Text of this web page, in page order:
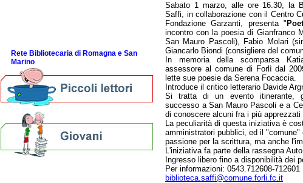
Sabato 1 marzo, alle ore 16.30, la
Saffi, in collaborazione con il Centro
Fondazione Garzanti, presenta "
incontro con la poesia di Gianfranco
San Mauro Pascoli), Fabio Molari
Giancarlo Biondi (consigliere del
In memoria della scomparsa
assessore al comune di Forlì dal
lette sue poesie da Serena Focaccia.
Introduce il critico letterario Davide
Si tratta di un evento itinerante,
successo a San Mauro Pascoli e a
di conoscere alcuni fra i più
La peculiarità di questa iniziativa è
amministratori pubblici, ed il
passione per la scrittura, ma anche
L'iniziativa fa parte della rassegna
Ingresso libero fino a disponibilità dei
Per informazioni: 0543.712608-712601
biblioteca.saffi@comune.forli.fc.it
Rete Bibliotecaria di Romagna e San
Marino